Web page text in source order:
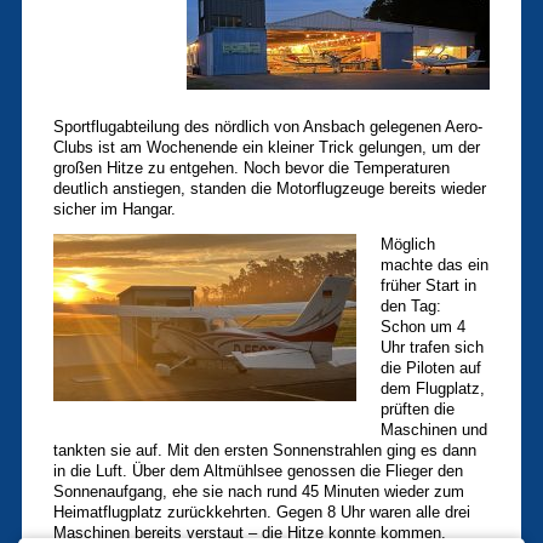
Sportflugabteilung des nördlich von Ansbach gelegenen Aero-
Clubs ist am Wochenende ein kleiner Trick gelungen, um der
großen Hitze zu entgehen. Noch bevor die Temperaturen
deutlich anstiegen, standen die Motorflugzeuge bereits wieder
sicher im Hangar.
Möglich
machte das ein
früher Start in
den Tag:
Schon um 4
Uhr trafen sich
die Piloten auf
dem Flugplatz,
prüften die
Maschinen und
tankten sie auf. Mit den ersten Sonnenstrahlen ging es dann
in die Luft. Über dem Altmühlsee genossen die Flieger den
Sonnenaufgang, ehe sie nach rund 45 Minuten wieder zum
Heimatflugplatz zurückkehrten. Gegen 8 Uhr waren alle drei
Maschinen bereits verstaut – die Hitze konnte kommen.